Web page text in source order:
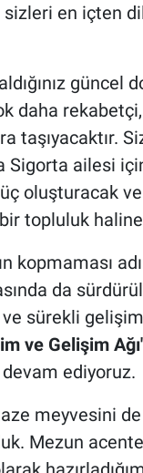
sizleri en içten
güncel
daha
taşıyacaktır.
Sigorta ailesi
oluşturacak
bir topluluk
kopmaması
da
sürekli
ve Gelişim
devam ediyoruz.
meyvesini
Mezun